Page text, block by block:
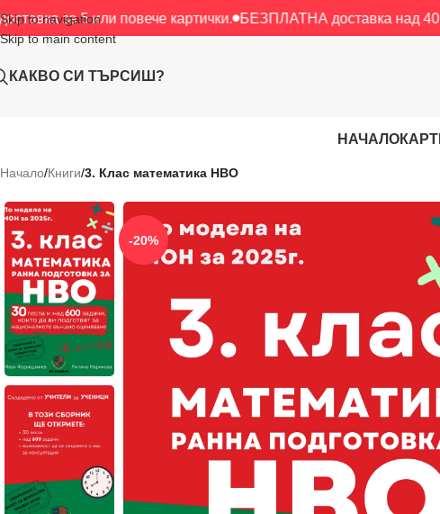
Skip to navigation
Skip to main content
повече картички. БЕЗПЛАТНА доставка над 40 € / 78.23 лв.
КАКВО СИ ТЪРСИШ?
НАЧАЛО
Начало/Книги/3. Клас математика НВО
-20%